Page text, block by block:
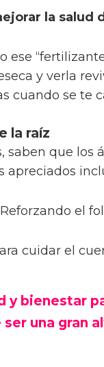
la salud
ese
y verla
cuando se te
la raíz
saben que
apreciados
el
cuidar el
y bienestar
una gran